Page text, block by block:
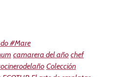
#Mare
camarera del año chef
Colección